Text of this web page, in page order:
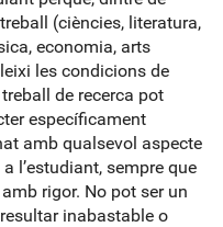
(ciències, literatura,
economia, arts
les condicions de
de recerca pot
específicament
amb qualsevol aspecte
l’estudiant, sempre que
rigor. No pot ser un
inabastable o